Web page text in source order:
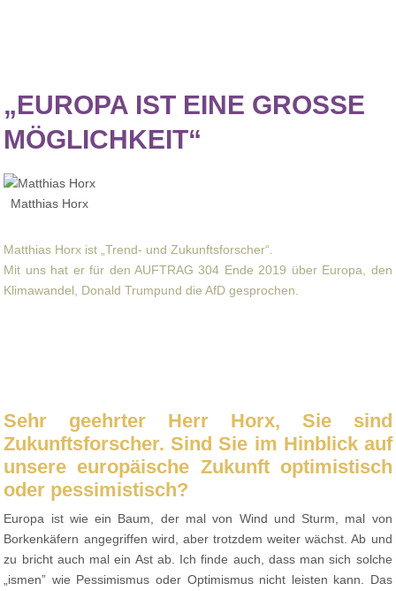
„EUROPA IST EINE GROSSE
MÖGLICHKEIT“
Matthias Horx
Matthias Horx ist „Trend- und Zukunftsforscher“.
Mit uns hat er für den AUFTRAG 304 Ende 2019 über Europa, den
Klimawandel, Donald Trumpund die AfD gesprochen.
Sehr geehrter Herr Horx, Sie sind
Zukunftsforscher. Sind Sie im Hinblick auf
unsere europäische Zukunft optimistisch
oder pessimistisch?
Europa ist wie ein Baum, der mal von Wind und Sturm, mal von
Borkenkäfern angegriffen wird, aber trotzdem weiter wächst. Ab und
zu bricht auch mal ein Ast ab. Ich finde auch, dass man sich solche
„ismen” wie Pessimismus oder Optimismus nicht leisten kann. Das